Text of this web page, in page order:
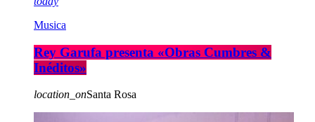
Musica
Rey Garufa presenta «Obras Cumbres &
Inéditos»
location_onSanta Rosa